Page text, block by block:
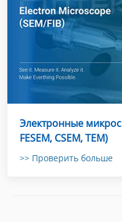
Электронные
FESEM, CSEM, TEM)
>> Проверить больше